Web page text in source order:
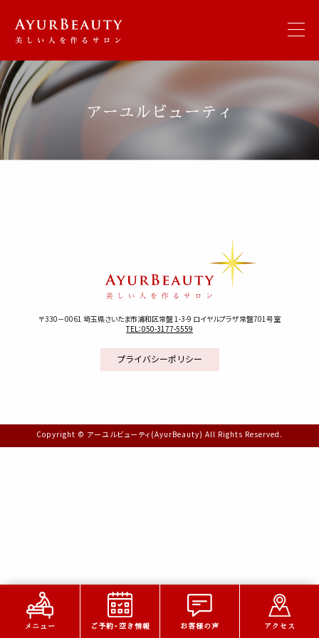
メニュー ご予約・空き情報 お客様の声 アクセス
アーユルビューティ
〒330－0061 埼玉県さいたま市浦和区常盤 1-3-9 ロイヤルプラザ常盤701号室
TEL：050-3177-5559
プライバシーポリシー
Copyright © アーユルビューティ(AyurBeauty) All Rights Reserved.